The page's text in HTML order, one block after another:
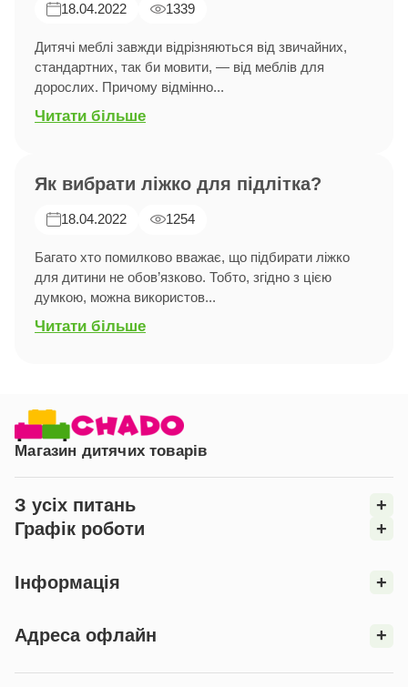
18.04.2022 1339
Дитячі меблі завжди відрізняються від звичайних,
стандартних, так би мовити, — від меблів для
дорослих. Причому відмінно...
Читати більше
Як вибрати ліжко для підлітка?
18.04.2022 1254
Багато хто помилково вважає, що підбирати ліжко
для дитини не обов’язково. Тобто, згідно з цією
думкою, можна використов...
Читати більше
Магазин дитячих товарів
З усіх питань
+
Графік роботи
+
Інформація +
Адреса офлайн +